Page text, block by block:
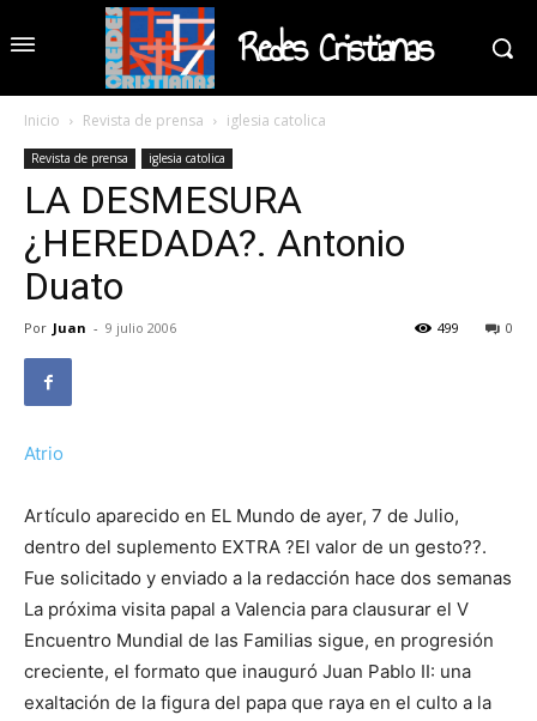
Redes Cristianas
Inicio Revista de prensa iglesia catolica
Revista de prensa iglesia catolica
LA DESMESURA
¿HEREDADA?. Antonio
Duato
Por Juan - 9 julio 2006 0
499
Atrio
Artículo aparecido en EL Mundo de ayer, 7 de Julio,
dentro del suplemento EXTRA ?El valor de un gesto??.
Fue solicitado y enviado a la redacción hace dos semanas
La próxima visita papal a Valencia para clausurar el V
Encuentro Mundial de las Familias sigue, en progresión
creciente, el formato que inauguró Juan Pablo II: una
exaltación de la figura del papa que raya en el culto a la